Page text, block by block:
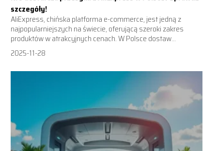
szczegóły!
AliExpress, chińska platforma e-commerce, jest jedną z
najpopularniejszych na świecie, oferującą szeroki zakres
produktów w atrakcyjnych cenach. W Polsce dostaw...
2025-11-28